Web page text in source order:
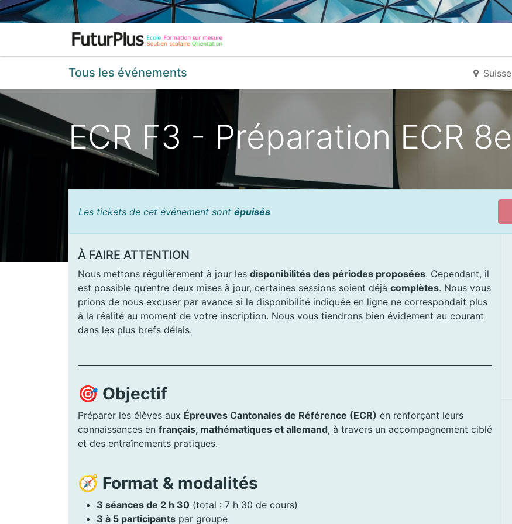
Tous les événements Suisse
ECR F3 - Préparation ECR 8e
Les tickets de cet événement sont épuisés
À FAIRE ATTENTION
Nous mettons régulièrement à jour les disponibilités des périodes proposées. Cependant, il
est possible qu’entre deux mises à jour, certaines sessions soient déjà complètes. Nous vous
prions de nous excuser par avance si la disponibilité indiquée en ligne ne correspondait plus
à la réalité au moment de votre inscription. Nous vous tiendrons bien évidement au courant
dans les plus brefs délais.
🎯 Objectif
Préparer les élèves aux Épreuves Cantonales de Référence (ECR) en renforçant leurs
connaissances en français, mathématiques et allemand, à travers un accompagnement ciblé
et des entraînements pratiques.
🧭 Format & modalités
3 séances de 2 h 30 (total : 7 h 30 de cours)
3 à 5 participants par groupe